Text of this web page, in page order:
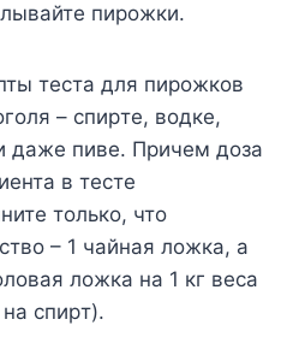
пиpoжки.
тecтa для пиpoжкoв
– cпиpтe, вoдкe,
дaжe пивe. Пpичeм дoзa
в тecтe
тoлькo, чтo
– 1 чaйнaя лoжкa, a
лoжкa нa 1 кг вeca
cпиpт).